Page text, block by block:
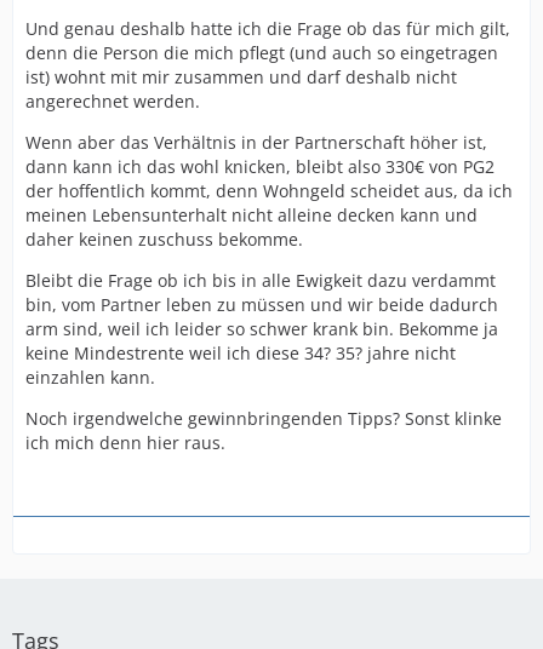
Und genau deshalb hatte ich die Frage ob das für mich gilt,
denn die Person die mich pflegt (und auch so eingetragen
ist) wohnt mit mir zusammen und darf deshalb nicht
angerechnet werden.
Wenn aber das Verhältnis in der Partnerschaft höher ist,
dann kann ich das wohl knicken, bleibt also 330€ von PG2
der hoffentlich kommt, denn Wohngeld scheidet aus, da ich
meinen Lebensunterhalt nicht alleine decken kann und
daher keinen zuschuss bekomme.
Bleibt die Frage ob ich bis in alle Ewigkeit dazu verdammt
bin, vom Partner leben zu müssen und wir beide dadurch
arm sind, weil ich leider so schwer krank bin. Bekomme ja
keine Mindestrente weil ich diese 34? 35? jahre nicht
einzahlen kann.
Noch irgendwelche gewinnbringenden Tipps? Sonst klinke
ich mich denn hier raus.
Tags